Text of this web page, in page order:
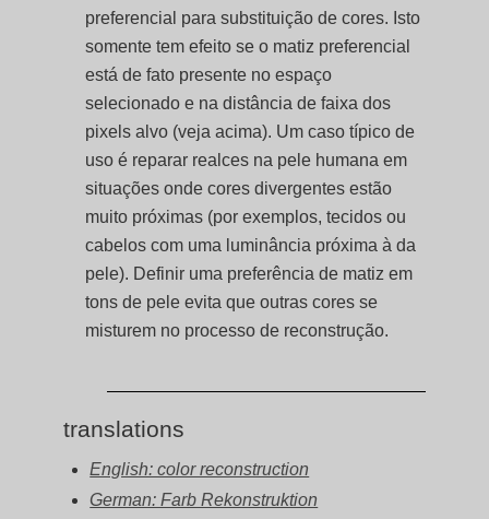
preferencial para substituição de cores. Isto
somente tem efeito se o matiz preferencial
está de fato presente no espaço
selecionado e na distância de faixa dos
pixels alvo (veja acima). Um caso típico de
uso é reparar realces na pele humana em
situações onde cores divergentes estão
muito próximas (por exemplos, tecidos ou
cabelos com uma luminância próxima à da
pele). Definir uma preferência de matiz em
tons de pele evita que outras cores se
misturem no processo de reconstrução.
translations
English: color reconstruction
German: Farb Rekonstruktion